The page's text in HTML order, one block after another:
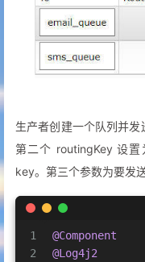
48
50
@Bean
public
return
    }
生产者创建一个队列并发
第二个 routingKey 设置
key。第三个参数为要发
1
2
@Component
@Log4j2